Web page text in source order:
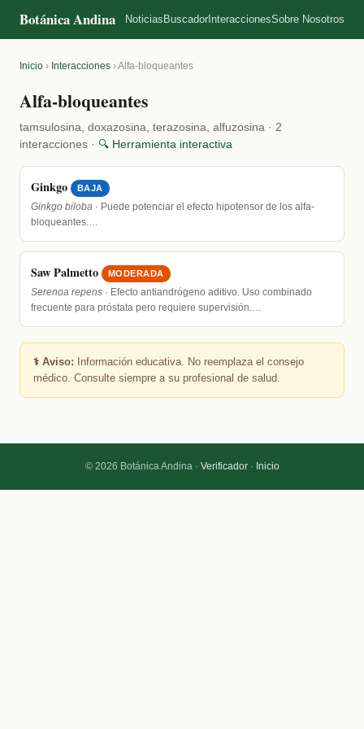
Botánica Andina Noticias Buscador InteraccionesSobre Nosotros
Inicio › Interacciones ›Alfa-bloqueantes
Alfa-bloqueantes
tamsulosina, doxazosina, terazosina, alfuzosina · 2
interacciones · 🔍 Herramienta interactiva
Ginkgo BAJA
Ginkgo biloba · Puede potenciar el efecto hipotensor de los alfa-
bloqueantes.…
Saw Palmetto MODERADA
Serenoa repens· Efecto antiandrógeno aditivo. Uso combinado
frecuente para próstata pero requiere supervisión.…
⚕️ Aviso: Información educativa. No reemplaza el consejo
médico. Consulte siempre a su profesional de salud.
© 2026 Botánica Andina · Verificador· Inicio